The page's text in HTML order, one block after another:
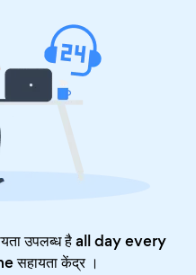
उपलब्ध है all day every
सहायता केंद्र।